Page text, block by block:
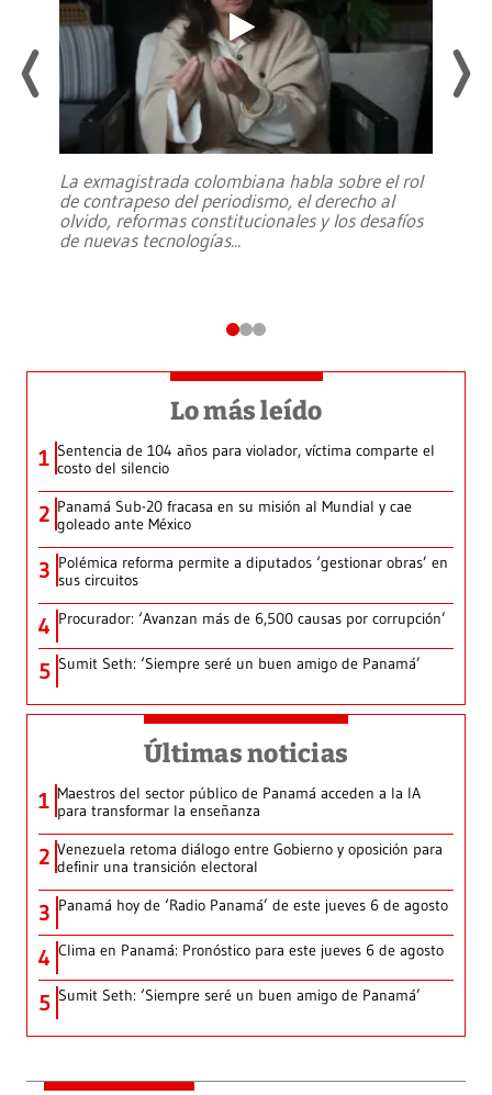
La exmagistrada colombiana habla sobre el rol
de contrapeso del periodismo, el derecho al
olvido, reformas constitucionales y los desafíos
de nuevas tecnologías...
Lo más leído
1 Sentencia de 104 años para violador, víctima comparte el
costo del silencio
2 Panamá Sub-20 fracasa en su misión al Mundial y cae
goleado ante México
3 Polémica reforma permite a diputados ‘gestionar obras’ en
sus circuitos
4 Procurador: ‘Avanzan más de 6,500 causas por corrupción’
5 Sumit Seth: ‘Siempre seré un buen amigo de Panamá’
Últimas noticias
1 Maestros del sector público de Panamá acceden a la IA
para transformar la enseñanza
2 Venezuela retoma diálogo entre Gobierno y oposición para
definir una transición electoral
3 Panamá hoy de ‘Radio Panamá’ de este jueves 6 de agosto
4 Clima en Panamá: Pronóstico para este jueves 6 de agosto
5 Sumit Seth: ‘Siempre seré un buen amigo de Panamá’